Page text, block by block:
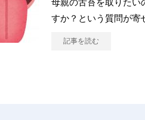
母親の舌苔を取りたい
すか？という質問が寄
記事を読む